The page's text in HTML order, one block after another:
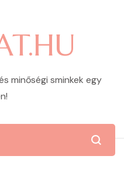
minőségi sminkek egy